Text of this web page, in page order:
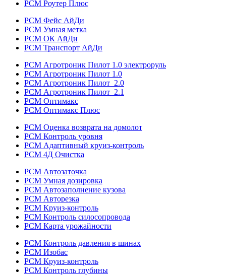
РСМ Роутер Плюс
РСМ Фейс АйДи
РСМ Умная метка
РСМ ОК АйДи
РСМ Транспорт АйДи
РСМ Агротроник Пилот 1.0 электроруль
РСМ Агротроник Пилот 1.0
РСМ Агротроник Пилот 2.0
РСМ Агротроник Пилот 2.1
РСМ Оптимакс
РСМ Оптимакс Плюс
РСМ Оценка возврата на домолот
РСМ Контроль уровня
РСМ Адаптивный круиз-контроль
РСМ 4Д Очистка
РСМ Автозаточка
РСМ Умная дозировка
РСМ Автозаполнение кузова
РСМ Авторезка
РСМ Круиз-контроль
РСМ Контроль силосопровода
РСМ Карта урожайности
РСМ Контроль давления в шинах
РСМ Изобас
РСМ Круиз-контроль
РСМ Контроль глубины